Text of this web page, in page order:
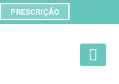
PRESCRIÇÃO